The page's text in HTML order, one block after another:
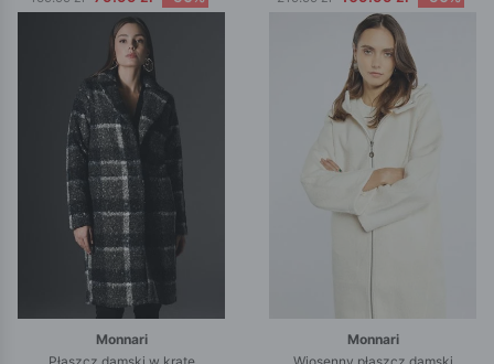
Monnari
Monnari